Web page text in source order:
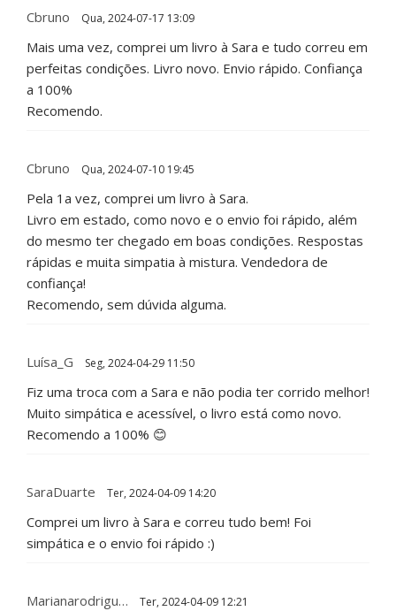
Cbruno Qua, 2024-07-17 13:09
Mais uma vez, comprei um livro à Sara e tudo correu em
perfeitas condições. Livro novo. Envio rápido. Confiança
a 100%
Recomendo.
Cbruno Qua, 2024-07-10 19:45
Pela 1a vez, comprei um livro à Sara.
Livro em estado, como novo e o envio foi rápido, além
do mesmo ter chegado em boas condições. Respostas
rápidas e muita simpatia à mistura. Vendedora de
confiança!
Recomendo, sem dúvida alguma.
Luísa_G Seg, 2024-04-29 11:50
Fiz uma troca com a Sara e não podia ter corrido melhor!
Muito simpática e acessível, o livro está como novo.
Recomendo a 100% 😊
SaraDuarte Ter, 2024-04-09 14:20
Comprei um livro à Sara e correu tudo bem! Foi
simpática e o envio foi rápido :)
Marianarodrigu… Ter, 2024-04-09 12:21